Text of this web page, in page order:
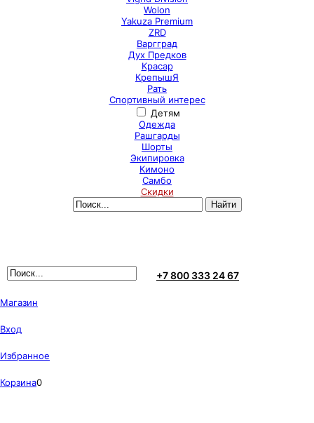
Wolon
Yakuza Premium
ZRD
Варгград
Дух Предков
Красар
КрепышЯ
Рать
Спортивный интерес
Детям
Одежда
Рашгарды
Шорты
Экипировка
Кимоно
Самбо
Скидки
+7 800 333 24 67
Магазин
Вход
Избранное
Корзина0